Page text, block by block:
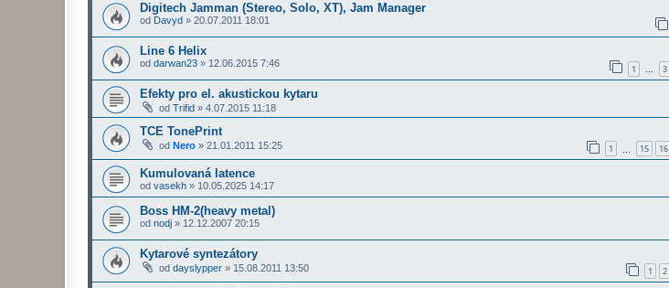
Digitech Jamman (Stereo, Solo, XT), Jam Manager
od Davyd » 20.07.2011 18:01
Line 6 Helix
od darwan23 » 12.06.2015 7:46 1 3
Efekty pro el. akustickou kytaru
od Trifid » 4.07.2015 11:18
TCE TonePrint
od Nero » 21.01.2011 15:25 1 15 16
Kumulovaná latence
od vasekh » 10.05.2025 14:17
Boss HM-2(heavy metal)
od nodj » 12.12.2007 20:15
Kytarové syntezátory
od dayslypper » 15.08.2011 13:50 1 2